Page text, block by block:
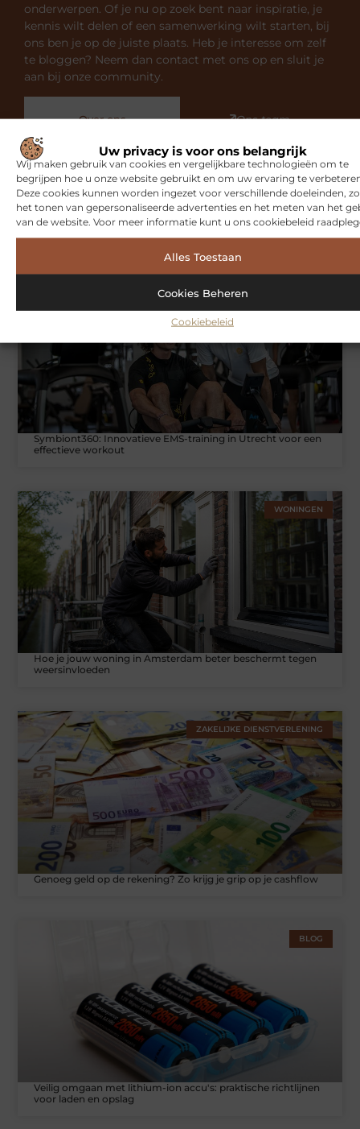
Uw privacy is voor ons belangrijk
Wij maken gebruik van cookies en vergelijkbare technologieën om te
begrijpen hoe u onze website gebruikt en om uw ervaring te
Deze cookies kunnen worden ingezet voor verschillende doeleinden,
het tonen van gepersonaliseerde advertenties en het meten van het
van de website. Voor meer informatie kunt u ons cookiebeleid
Alles Toestaan
Cookies Beheren
Cookiebeleid
onderwerpen. Of je nu op zoek bent naar inspiratie, je
kennis wilt delen of een samenwerking wilt starten, bij
ons ben je op de juiste plaats. Heb je interesse om zelf
te bloggen? Neem dan contact met ons op en sluit je
aan bij onze community.
Over ons Ons team
Gerelateerde artikelendie u
mogelijk interesseren
Symbiont360: Innovatieve EMS-training in Utrecht voor een
effectieve workout
WONINGEN
Hoe je jouw woning in Amsterdam beter beschermt tegen
weersinvloeden
ZAKELIJKE DIENSTVERLENING
Genoeg geld op de rekening? Zo krijg je grip op je cashflow
BLOG
Veilig omgaan met lithium-ion accu's: praktische richtlijnen
voor laden en opslag